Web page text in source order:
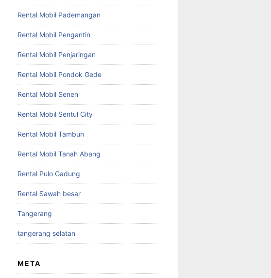
Rental Mobil Pademangan
Rental Mobil Pengantin
Rental Mobil Penjaringan
Rental Mobil Pondok Gede
Rental Mobil Senen
Rental Mobil Sentul City
Rental Mobil Tambun
Rental Mobil Tanah Abang
Rental Pulo Gadung
Rental Sawah besar
Tangerang
tangerang selatan
META